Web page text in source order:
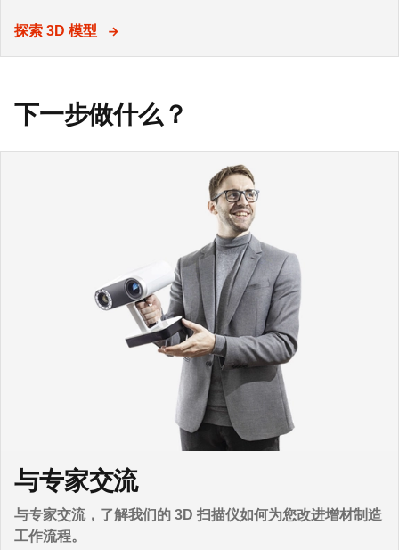
探索 3D 模型
下一步做什么？
与专家交流
与专家交流，了解我们的 3D 扫描仪如何为您改进增材制造
工作流程。